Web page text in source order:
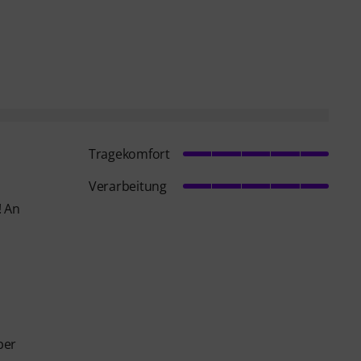
An
Tragekomfort
Verarbeitung